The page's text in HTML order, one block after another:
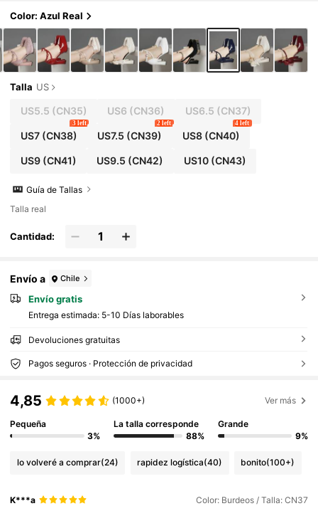
Color: Azul Real
Talla US
US5.5 (CN35) US6 (CN36) US6.5 (CN37)
US7(CN38)
3 left
US7.5 (CN39)
2 left
US8(CN40)
4 left
US9(CN41) US9.5 (CN42) US10(CN43)
Guía de Tallas
Talla real
Cantidad:
Envío a Chile
Envío gratis
Entrega estimada: 5-10 Días laborables
Devoluciones gratuitas
Pagos seguros · Protección de privacidad
4,85 (1000+) Ver más
Pequeña
3%
La talla corresponde
88%
Grande
9%
lo volveré a comprar(24) rapidez logística(40) bonito(100+)
K***a Color: Burdeos / Talla: CN37